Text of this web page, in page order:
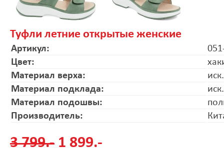
Туфли летние открытые женские
Артикул:
Цвет:
Материал верха:
Материал подклада:
Материал подошвы:
Производитель:
3 799.- 1 899.-